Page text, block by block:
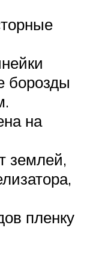
борозды
на
землей,
пленку